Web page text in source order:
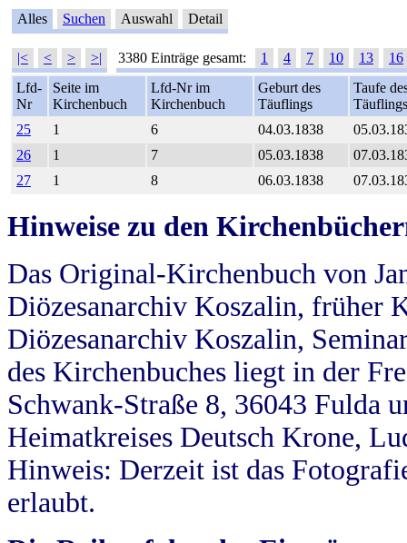
Alles Suchen Auswahl Detail
|< < > >| 3380 Einträge gesamt: 1 4 7 10 13
16
Lfd-
Nr
Seite im
Kirchenbuch
Lfd-Nr im
Kirchenbuch
Geburt des
Täuflings
Taufe
Täuflings
25
1 6 04.03.1838
26
1 7 05.03.1838
27
1 8 06.03.1838
Hinweise zu den
Das Original-Kirchenbuch von
Diözesanarchiv Koszalin, früher
Diözesanarchiv Koszalin,
des Kirchenbuches liegt in der
Schwank-Straße 8, 36043 Fulda
Heimatkreises Deutsch Krone,
Hinweis: Derzeit ist das
erlaubt.